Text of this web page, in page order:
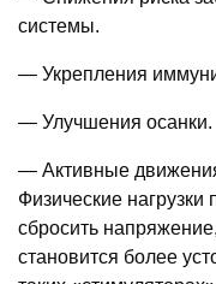
системы.
— Укрепления
— Улучшения осанки.
— Активные
Физические нагрузки
сбросить
становится более